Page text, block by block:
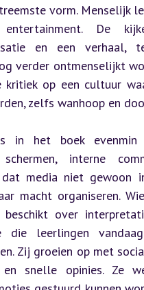
vorm. Menselijk
De
en een verhaal,
verder ontmenselijkt
kritiek op een cultuur
zelfs wanhoop en
in het boek evenmin
schermen, interne
media niet gewoon
macht organiseren.
beschikt over
die leerlingen
Zij groeien op met
en snelle opinies. Ze